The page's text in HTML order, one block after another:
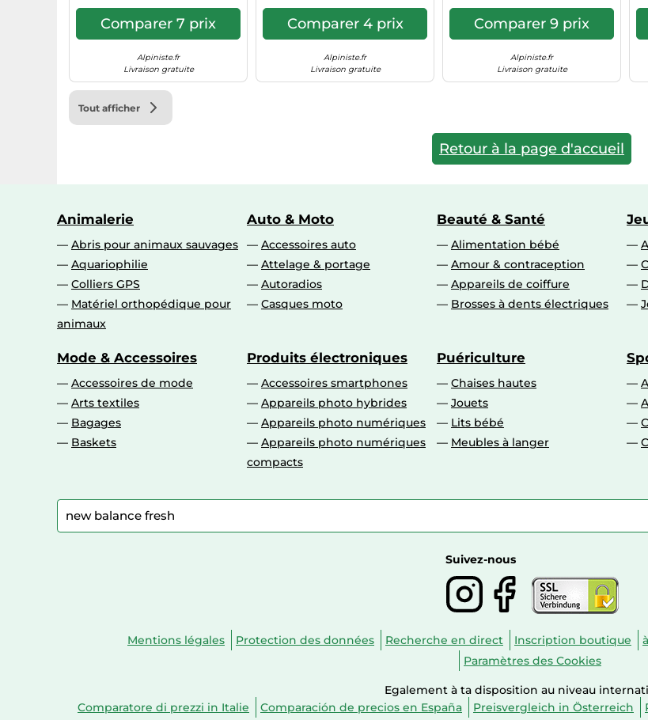
Comparer 7 prix
Alpiniste.fr
Livraison gratuite
Comparer 4 prix
Alpiniste.fr
Livraison gratuite
Comparer 9 prix
Alpiniste.fr
Livraison gratuite
Tout afficher
Retour à la page d'accueil
Animalerie
Abris pour animaux sauvages
Aquariophilie
Colliers GPS
Matériel orthopédique pour
animaux
Auto & Moto
Accessoires auto
Attelage & portage
Autoradios
Casques moto
Beauté & Santé
Alimentation bébé
Amour & contraception
Appareils de coiffure
Brosses à dents électriques
Mode & Accessoires
Accessoires de mode
Arts textiles
Bagages
Baskets
Produits électroniques
Accessoires smartphones
Appareils photo hybrides
Appareils photo numériques
Appareils photo numériques
compacts
Puériculture
Chaises hautes
Jouets
Lits bébé
Meubles à langer
Suivez-nous
Mentions légales Protection des données Recherche en direct Inscription boutique
Paramètres des Cookies
Egalement à ta disposition au niveau
Comparatore di prezzi in Italie
Comparación de precios en España Preisvergleich in Österreich